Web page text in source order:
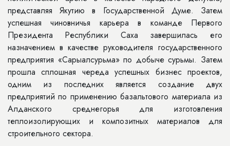
представляя Якутию в Государственной Думе. Затем
успешная чиновничья карьера в команде Первого
Президента Республики Саха завершилась его
назначением в качестве руководителя государственного
предприятия «Сарыалсурьма» по добыче сурьмы. Затем
прошла сплошная череда успешных бизнес проектов,
одним из последних является создание двух
предприятий по применению базальтового материала из
Алданского среднегорья для изготовления
теплоизолирующих и композитных материалов для
строительного сектора.